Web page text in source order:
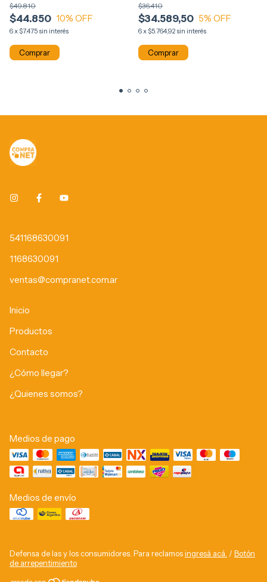
$44.850
$49.810
10% OFF
6x$7.475 sin interés
Comprar
$34.589,50
$36.410
5% OFF
6x$5.764,92 sin interés
Comprar
541168630091
1168630091
ventas@compranet.com.ar
Inicio
Productos
Contacto
¿Cómo llegar?
¿Quienes somos?
Medios de pago
Medios de envío
Defensa de las y los consumidores. Para reclamosingresá acá. / Botón
de arrepentimiento